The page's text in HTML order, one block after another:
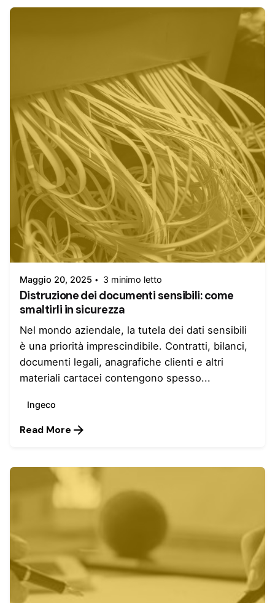
Inserito da
admin
Maggio 20, 2025 3 minimo letto
Distruzione dei documenti sensibili: come
smaltirli in sicurezza
Nel mondo aziendale, la tutela dei dati sensibili
è una priorità imprescindibile. Contratti, bilanci,
documenti legali, anagrafiche clienti e altri
materiali cartacei contengono spesso...
Ingeco
Read More